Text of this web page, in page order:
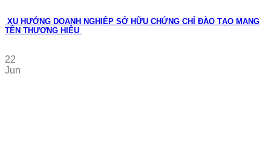
XU HƯỚNG DOANH NGHIỆP SỞ HỮU CHỨNG CHỈ ĐÀO TẠO MANG
TÊN THƯƠNG HIỆU
22
Jun